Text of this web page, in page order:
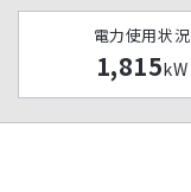
電力使用状況
1,815kW